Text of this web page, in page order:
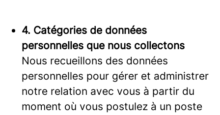
4. Catégories de données
personnelles que nous collectons
Nous recueillons des données
personnelles pour gérer et administrer
notre relation avec vous à partir du
moment où vous postulez à un poste